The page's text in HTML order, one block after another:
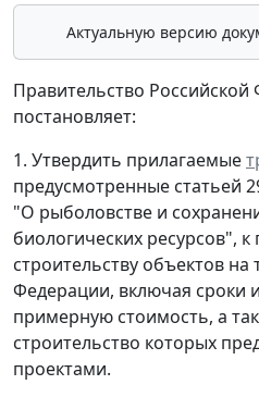
Актуальную версию
Правительство Российской
постановляет:
1. Утвердить прилагаемые
предусмотренные статьей
"О рыболовстве и
биологических ресурсов",
строительству объектов
Федерации, включая сроки
примерную стоимость, а
строительство которых
проектами.